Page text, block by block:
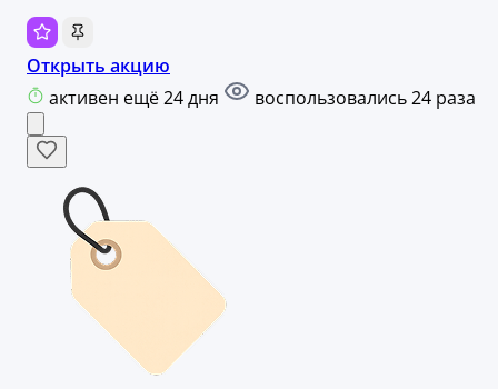
Открыть акцию
активен ещё 24 дня
воспользовались 24 раза